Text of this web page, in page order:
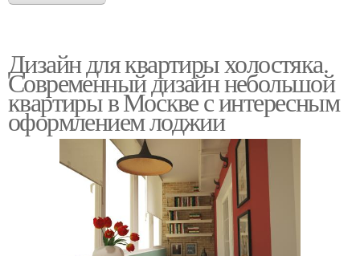
Дизайн для квартиры холостяка.
Современный дизайн небольшой
квартиры в Москве с интересным
оформлением лоджии